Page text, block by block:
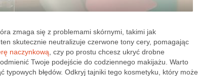
zmaga się z problemami skórnymi, takimi jak
skutecznie neutralizuje czerwone tony cery, pomagając
naczynkową , czy po prostu chcesz ukryć drobne
Twoje podejście do codziennego makijażu. Warto
błędów. Odkryj tajniki tego kosmetyku, który może